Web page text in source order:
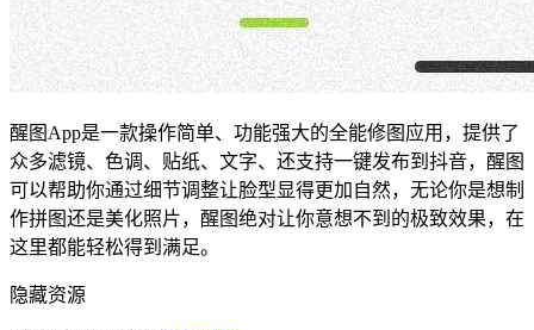
醒图App是一款操作简单、功能强大的全能修图应用，提供了
众多滤镜、色调、贴纸、文字、还支持一键发布到抖音，醒图
可以帮助你通过细节调整让脸型显得更加自然，无论你是想制
作拼图还是美化照片，醒图绝对让你意想不到的极致效果，在
这里都能轻松得到满足。
隐藏资源